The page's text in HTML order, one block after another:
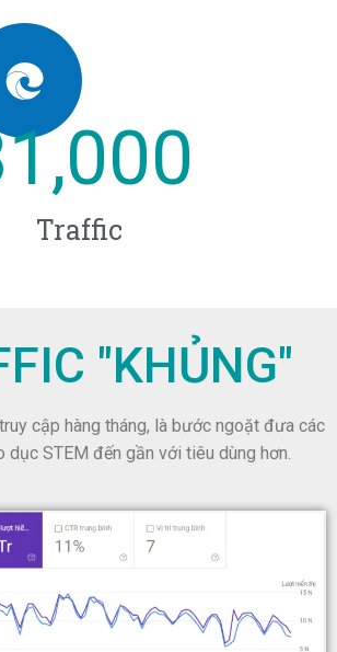
Traffic​
"KHỦNG"
cập hàng tháng, là bước ngoặt đưa các
dục STEM đến gần với tiêu dùng hơn.